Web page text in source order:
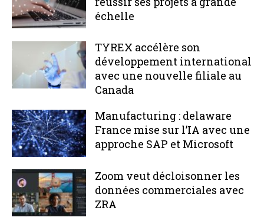
échelle
TYREX accélère son
développement international
avec une nouvelle filiale au
Canada
Manufacturing : delaware
France mise sur l’IA avec une
approche SAP et Microsoft
Zoom veut décloisonner les
données commerciales avec
ZRA